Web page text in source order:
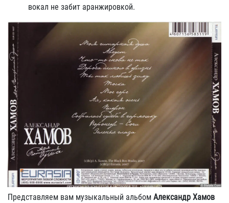
вокал не забит аранжировкой.
Представляем вам музыкальный альбом Александр Хамов